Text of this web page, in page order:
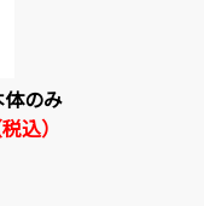
体のみ
込）